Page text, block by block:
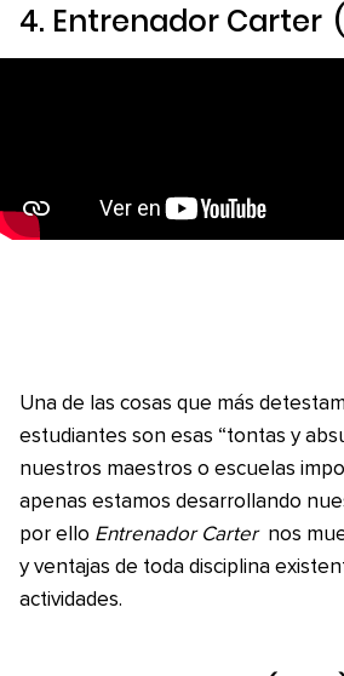
4. Entrenador Carter
Una de las cosas que más
estudiantes son esas “tontas y
nuestros maestros o escuelas
apenas estamos desarrollando
por ello Entrenador Carter nos
y ventajas de toda disciplina
actividades.